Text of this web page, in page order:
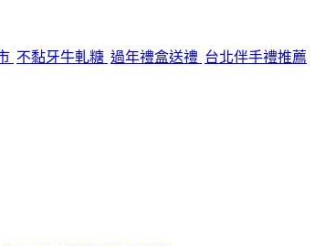
不黏牙牛軋糖 過年禮盒送禮 台北伴手禮推薦